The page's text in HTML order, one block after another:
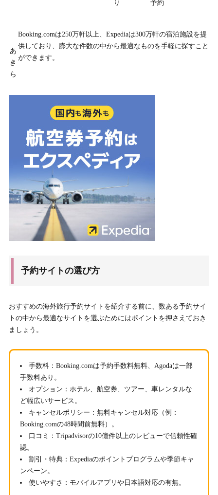
り 予約
あ
き
ら
Booking.comは250万軒以上、Expediaは300万軒の宿泊施設を提
供しており、膨大な件数の中から最適なものを手軽に探すこと
ができます。
予約サイトの選び方
おすすめの海外旅行予約サイトを紹介する前に、数ある予約サイ
トの中から最適なサイトを選ぶためにはポイントを押さえておき
ましょう。
手数料 ：Booking.comは予約手数料無料、Agodaは一部
手数料あり。
オプション ：ホテル、航空券、ツアー、車レンタルな
ど幅広いサービス。
キャンセルポリシー ：無料キャンセル対応（例：
Booking.comの48時間前無料）。
口コミ
：Tripadvisorの10億件以上のレビューで信頼性確
認。
割引・特典 ：Expediaのポイントプログラムや季節キャ
ンペーン。
使いやすさ ：モバイルアプリや日本語対応の有無。